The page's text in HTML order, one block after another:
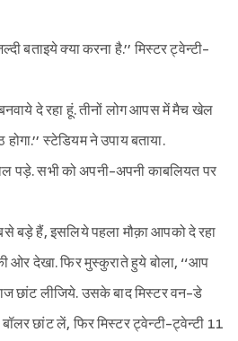
बताइये क्या करना है.’’ मिस्टर ट्वेन्टी-
दे रहा हूं. तीनों लोग आपस में मैच खेल
स्टेडियम ने उपाय बताया.
पड़े. सभी को अपनी-अपनी काबलियत पर
बड़े हैं, इसलिये पहला मौक़ा आपको दे रहा
ओर देखा. फिर मुस्कुराते हुये बोला, ‘‘आप
छांट लीजिये. उसके बाद मिस्टर वन-डे
छांट लें, फिर मिस्टर ट्वेन्टी-ट्वेन्टी 11